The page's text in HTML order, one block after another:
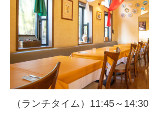
（ランチタイム）11:45～14:30